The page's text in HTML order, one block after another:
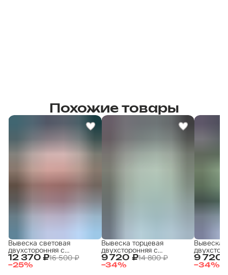
Похожие товары
12 370 ₽16 500 ₽
−25%
Вывеска световая
двухсторонняя с
подсветкой "Шашлык 3"
50х50 см
9 720 ₽14 800 ₽
−34%
Вывеска торцевая
двухсторонняя с
подсветкой 50х50
ХАЛЯЛЬ 50x50 4
9 720
−34%
Вывеска
ХАЛЯЛЬ